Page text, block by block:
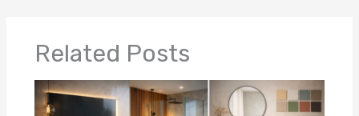
Related Posts